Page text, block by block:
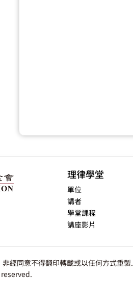
理律學堂
單位
講者
學堂課程
講座影片
經同意不得翻印轉載或以任何方式重製.